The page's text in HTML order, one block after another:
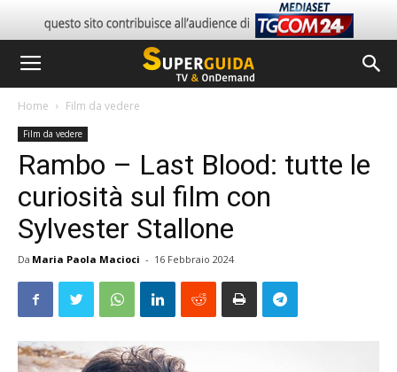
Home Film da vedere
Film da vedere
Rambo – Last Blood: tutte le
curiosità sul film con
Sylvester Stallone
Da Maria Paola Macioci - 16 Febbraio 2024